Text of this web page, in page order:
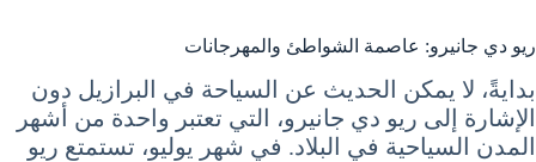
ريو دي جانيرو: عاصمة الشواطئ والمهرجانات
بدايةً، لا يمكن الحديث عن السياحة في البرازيل دون
الإشارة إلى ريو دي جانيرو، التي تعتبر واحدة من أشهر
المدن السياحية في البلاد. في شهر يوليو، تستمتع ريو